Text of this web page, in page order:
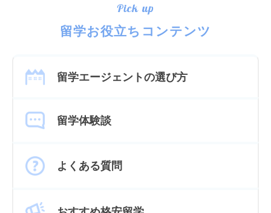
Pick up
留学お役立ちコンテンツ
留学エージェントの選び方
留学体験談
よくある質問